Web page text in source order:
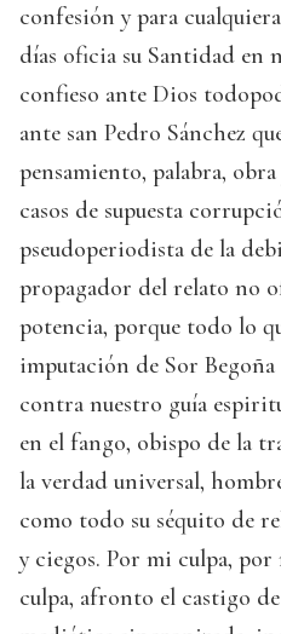
confesión y para
días oficia su Santidad en
confieso ante Dios
ante san Pedro Sánchez
pensamiento, palabra,
casos de supuesta
pseudoperiodista de la
propagador del relato no
potencia, porque todo lo
imputación de Sor
contra nuestro guía
en el fango, obispo de la
la verdad universal,
como todo su séquito de
y ciegos. Por mi culpa,
culpa, afronto el castigo